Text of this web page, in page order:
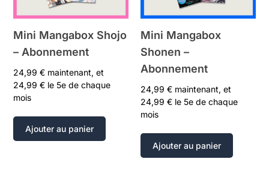
Mini Mangabox Shojo
– Abonnement
24,99€ maintenant, et
24,99€ le 5e de chaque
mois
Ajouter au panier
Mini Mangabox
Shonen –
Abonnement
24,99 € maintenant, et
24,99 € le 5e de chaque
mois
Ajouter au panier